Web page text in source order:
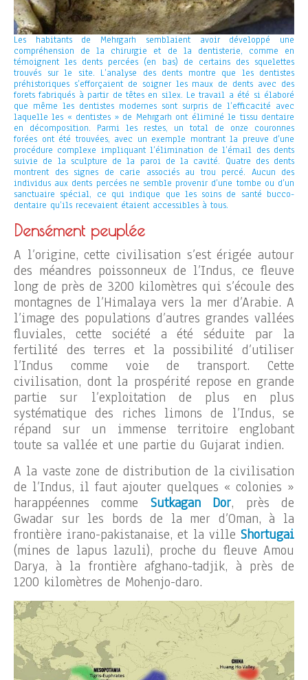
Les habitants de Mehrgarh semblaient avoir développé une
compréhension de la chirurgie et de la dentisterie, comme en
témoignent les dents percées (en bas) de certains des squelettes
trouvés sur le site. L’analyse des dents montre que les dentistes
préhistoriques s’efforçaient de soigner les maux de dents avec des
forets fabriqués à partir de têtes en silex. Le travail a été si élaboré
que même les dentistes modernes sont surpris de l’efficacité avec
laquelle les « dentistes » de Mehrgarh ont éliminé le tissu dentaire
en décomposition. Parmi les restes, un total de onze couronnes
forées ont été trouvées, avec un exemple montrant la preuve d’une
procédure complexe impliquant l’élimination de l’émail des dents
suivie de la sculpture de la paroi de la cavité. Quatre des dents
montrent des signes de carie associés au trou percé. Aucun des
individus aux dents percées ne semble provenir d’une tombe ou d’un
sanctuaire spécial, ce qui indique que les soins de santé bucco-
dentaire qu’ils recevaient étaient accessibles à tous.
Densément peuplée
A l’origine, cette civilisation s’est érigée autour
des méandres poissonneux de l’Indus, ce fleuve
long de près de 3200 kilomètres qui s’écoule des
montagnes de l’Himalaya vers la mer d’Arabie. A
l’image des populations d’autres grandes vallées
fluviales, cette société a été séduite par la
fertilité des terres et la possibilité d’utiliser
l’Indus comme voie de transport. Cette
civilisation, dont la prospérité repose en grande
partie sur l’exploitation de plus en plus
systématique des riches limons de l’Indus, se
répand sur un immense territoire englobant
toute sa vallée et une partie du Gujarat indien.
A la vaste zone de distribution de la civilisation
de l’Indus, il faut ajouter quelques « colonies »
harappéennes comme Sutkagan Dor, près de
Gwadar sur les bords de la mer d’Oman, à la
frontière irano-pakistanaise, et la ville Shortugai
(mines de lapus lazuli), proche du fleuve Amou
Darya, à la frontière afghano-tadjik, à près de
1200 kilomètres de Mohenjo-daro.